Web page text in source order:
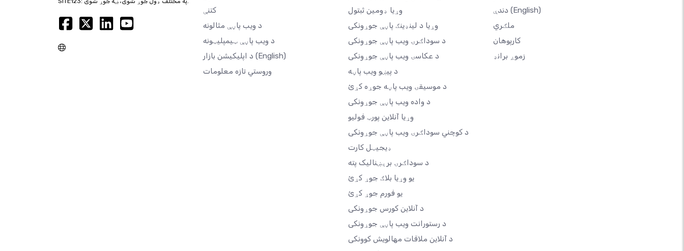
کتنې
د ویب پاڼې مثالونه
د ویب پاڼې ټیمپلیټونه
(English)
وروستي تازه معلومات
وړیا ډومین ثبتول
وړیا د لینډینګ پاڼې جوړونکی
د سوداګرۍ ویب پاڼې جوړونکی
د عکاسۍ ویب پاڼې جوړونکی
د پیښو ویب پاڼه
د موسیقۍ ویب پاڼه جوړه کړئ
د واده ویب پاڼې جوړونکی
وړیا آنلاین پورټ فولیو
د کوچني سوداګرۍ ویب پاڼې جوړونکی
ډیجیټل کارت
د سوداګرۍ برېښنالیک پته
یو وړیا بلاګ جوړ کړئ
یو فورم جوړ کړئ
د آنلاین کورس جوړونکی
د رستورانت ویب پاڼې جوړونکی
د آنلاین ملاقات مهالویش کوونکی
(English)
ملګري
کارپوهان
زموږ برانډ